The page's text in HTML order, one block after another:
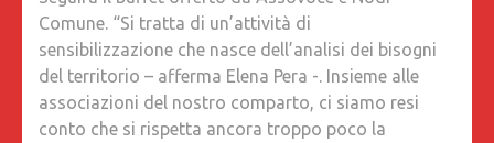
Comune. “Si tratta di un’attività di
sensibilizzazione che nasce dell’analisi dei bisogni
del territorio – afferma Elena Pera -. Insieme alle
associazioni del nostro comparto, ci siamo resi
conto che si rispetta ancora troppo poco la